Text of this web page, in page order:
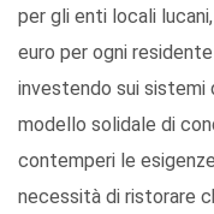
per gli enti locali
euro per ogni
investendo sui sistemi
modello solidale di
contemperi le
necessità di ristorare